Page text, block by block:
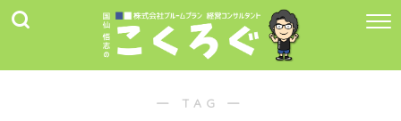
― TAG ―